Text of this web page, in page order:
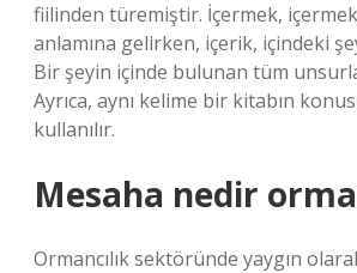
fiilinden türemiştir. İçermek,
anlamına gelirken, içerik, içindeki
Bir şeyin içinde bulunan tüm
Ayrıca, aynı kelime bir kitabın
kullanılır.
Mesaha nedir
Ormancılık sektöründe yaygın